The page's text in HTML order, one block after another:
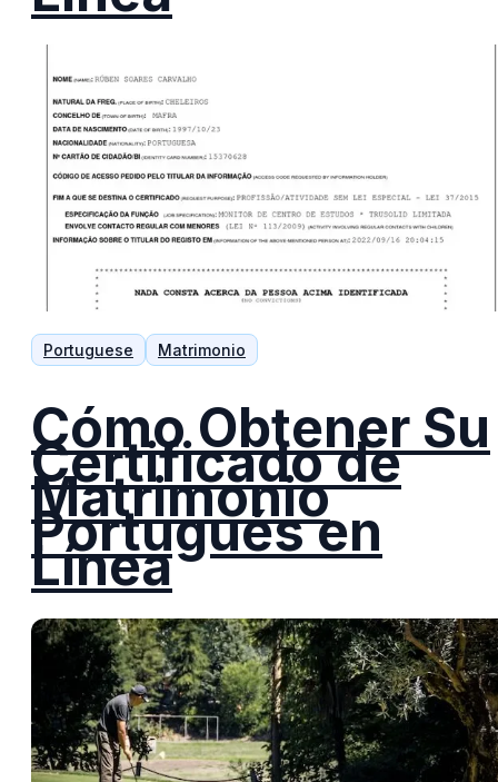
Portuguese Matrimonio
Cómo Obtener Su
Certificado de
Matrimonio
Portugués en
Línea